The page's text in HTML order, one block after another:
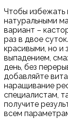
Чтобы избежать
натуральными
вариант –
раз в двое
красивыми, но и
выпадением,
день, без
добавляйте
наращивание
специалистам,
получите
всем